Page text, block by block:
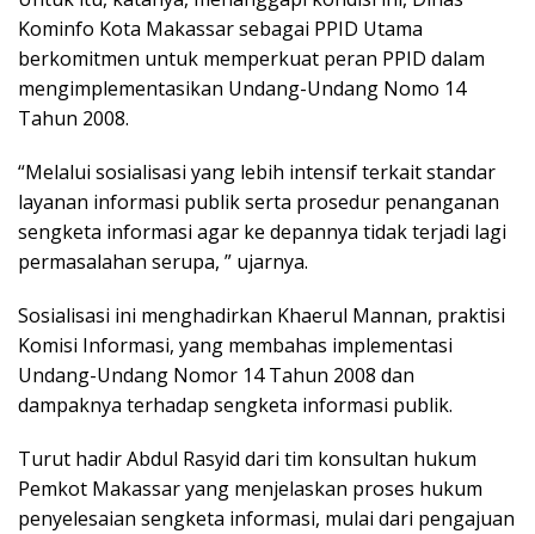
Kominfo Kota Makassar sebagai PPID Utama
berkomitmen untuk memperkuat peran PPID dalam
mengimplementasikan Undang-Undang Nomo 14
Tahun 2008.
“Melalui sosialisasi yang lebih intensif terkait standar
layanan informasi publik serta prosedur penanganan
sengketa informasi agar ke depannya tidak terjadi lagi
permasalahan serupa, ” ujarnya.
Sosialisasi ini menghadirkan Khaerul Mannan, praktisi
Komisi Informasi, yang membahas implementasi
Undang-Undang Nomor 14 Tahun 2008 dan
dampaknya terhadap sengketa informasi publik.
Turut hadir Abdul Rasyid dari tim konsultan hukum
Pemkot Makassar yang menjelaskan proses hukum
penyelesaian sengketa informasi, mulai dari pengajuan